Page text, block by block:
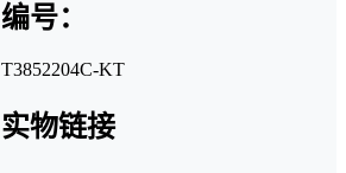
编号：
T3852204C-KT
实物链接